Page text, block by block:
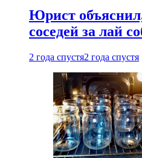
Юрист
соседей за лай
2 года спустя2 года спустя